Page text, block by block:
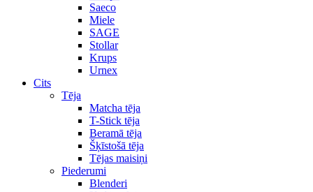
Saeco
Miele
SAGE
Stollar
Krups
Urnex
Cits
Tēja
Matcha tēja
T-Stick tēja
Beramā tēja
Šķīstošā tēja
Tējas maisiņi
Piederumi
Blenderi